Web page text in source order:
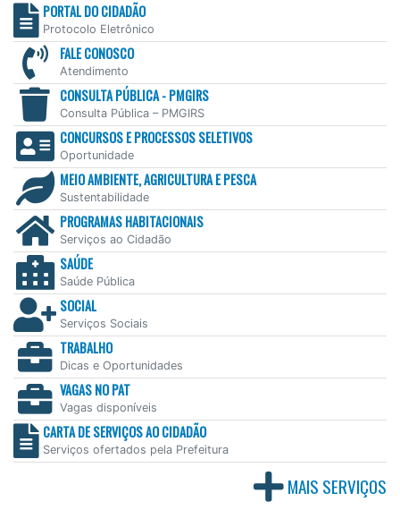
PORTAL DO CIDADÃO
Protocolo Eletrônico
FALE CONOSCO
Atendimento
CONSULTA PÚBLICA - PMGIRS
Consulta Pública – PMGIRS
CONCURSOS E PROCESSOS SELETIVOS
Oportunidade
MEIO AMBIENTE, AGRICULTURA E PESCA
Sustentabilidade
PROGRAMAS HABITACIONAIS
Serviços ao Cidadão
SAÚDE
Saúde Pública
SOCIAL
Serviços Sociais
TRABALHO
Dicas e Oportunidades
VAGAS NO PAT
Vagas disponíveis
CARTA DE SERVIÇOS AO CIDADÃO
Serviços ofertados pela Prefeitura
MAIS SERVIÇOS